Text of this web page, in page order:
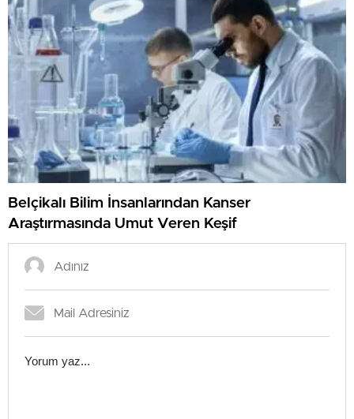
Belçikalı Bilim İnsanlarından Kanser
Araştırmasında Umut Veren Keşif